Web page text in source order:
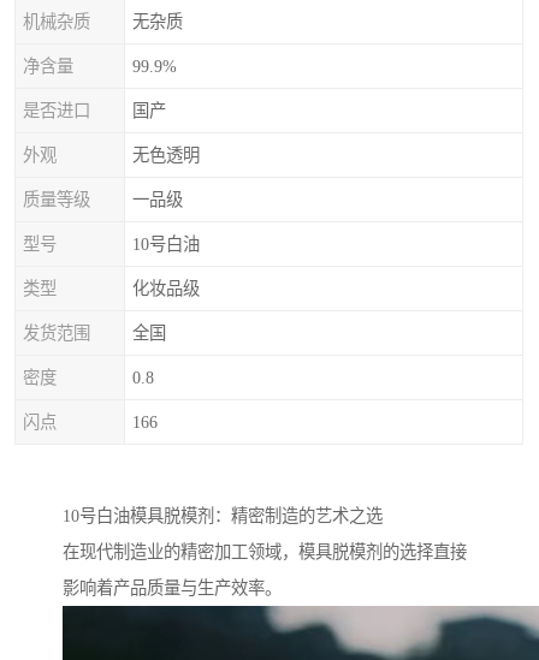
机械杂质 无杂质
净含量 99.9%
是否进口 国产
外观 无色透明
质量等级 一品级
型号 10号白油
类型 化妆品级
发货范围 全国
密度 0.8
闪点 166
10号白油模具脱模剂：精密制造的艺术之选
在现代制造业的精密加工领域，模具脱模剂的选择直接
影响着产品质量与生产效率。